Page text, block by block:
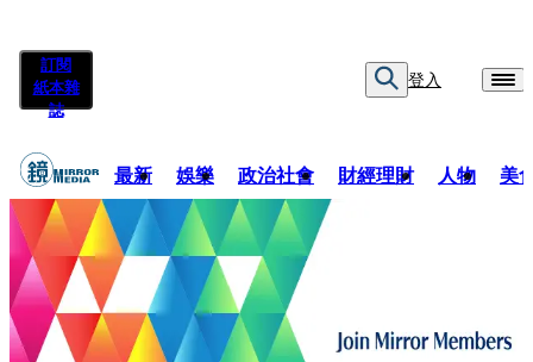
訂閱
紙本雜
誌
登入
最新 娛樂 政治社會 財經理財 人物 美